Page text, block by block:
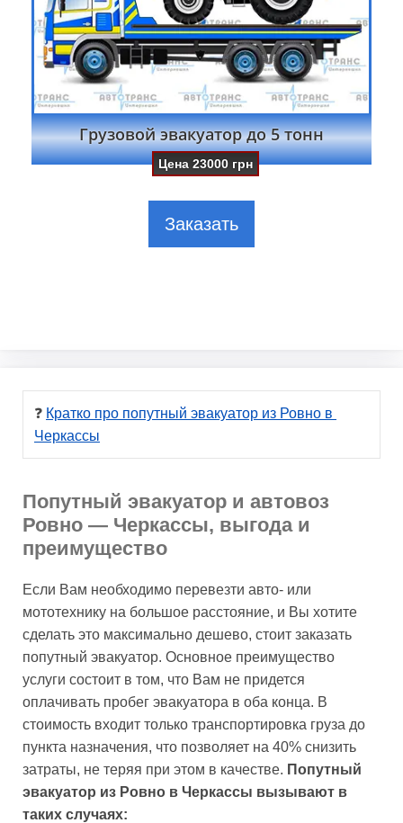
Грузовой эвакуатор до 5 тонн
Цена23000 грн
Заказать
❓ Кратко про попутный эвакуатор из Ровно в
Черкассы
Попутный эвакуатор и автовоз
Ровно — Черкассы, выгода и
преимущество
Если Вам необходимо перевезти авто- или
мототехнику на большое расстояние, и Вы хотите
сделать это максимально дешево, стоит заказать
попутный эвакуатор. Основное преимущество
услуги состоит в том, что Вам не придется
оплачивать пробег эвакуатора в оба конца. В
стоимость входит только транспортировка груза до
пункта назначения, что позволяет на 40% снизить
затраты, не теряя при этом в качестве. Попутный
эвакуатор из Ровно в Черкассы вызывают в
таких случаях: